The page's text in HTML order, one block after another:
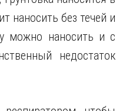
наносить без течей и
можно наносить и с
недостаток